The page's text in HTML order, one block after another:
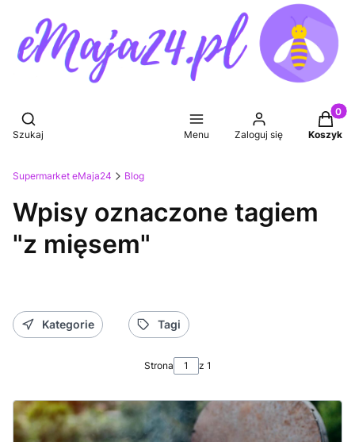
Otwórz wyszukiwarkę
Szukaj Menu Zaloguj się Koszyk
Supermarket eMaja24 Blog
Wpisy oznaczone tagiem
"z mięsem"
Kategorie Tagi
Strona z 1